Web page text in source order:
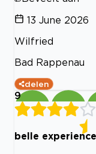
13 June 2026
Wilfried
Bad Rappenau
delen
9
belle experience